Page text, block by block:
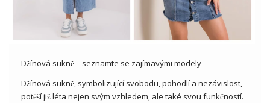
Džínová sukně – seznamte se zajímavými modely
Džínová sukně, symbolizující svobodu, pohodlí a nezávislost,
potěší již léta nejen svým vzhledem, ale také svou funkčností.